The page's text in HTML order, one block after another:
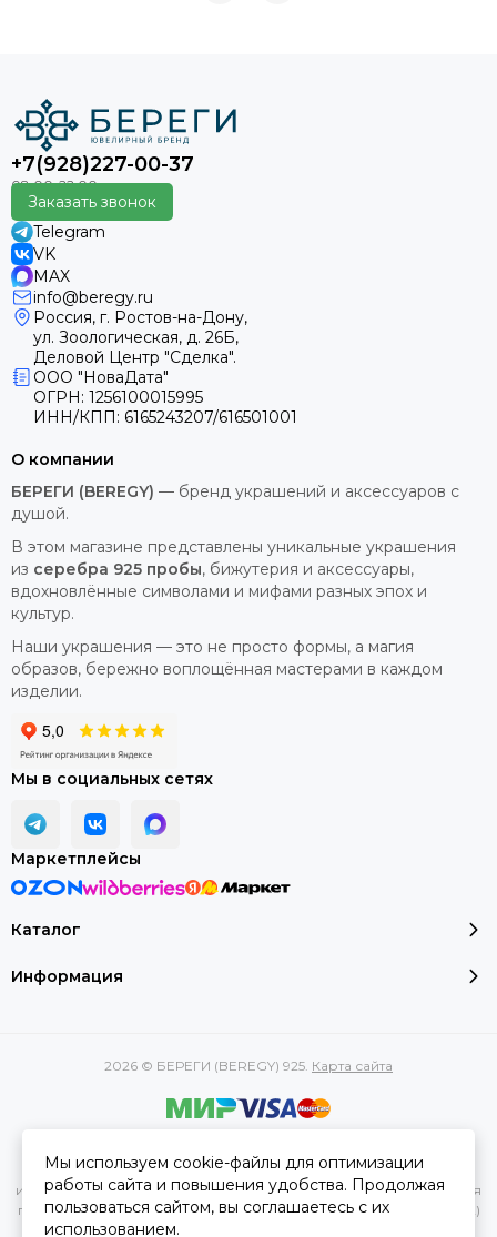
+7(928)227-00-37
Заказать звонок
Telegram
VK
MAX
info@beregy.ru
Россия, г. Ростов-на-Дону,
ул. Зоологическая, д. 26Б,
Деловой Центр "Сделка".
ООО "НоваДата"
ОГРН: 1256100015995
ИНН/КПП: 6165243207/616501001
Каталог
Информация
О компании
БЕРЕГИ (BEREGY) — бренд украшений и аксессуаров с
душой.
В этом магазине представлены уникальные украшения
из серебра 925 пробы, бижутерия и аксессуары,
вдохновлённые символами и мифами разных эпох и
культур.
Наши украшения — это не просто формы, а магия
образов, бережно воплощённая мастерами в каждом
изделии.
Мы в социальных сетях
Маркетплейсы
2026 © БЕРЕГИ (BEREGY) 925. Карта сайта
характеристик, стоимости товаров и услуг, носит
информационный характер и ни при каких условиях не является
публичной офертой, определяемой положениями Статьи 437(2)
Гражданского кодекса РФ.
Мы используем cookie-файлы для оптимизации
работы сайта и повышения удобства. Продолжая
пользоваться сайтом, вы соглашаетесь с их
использованием.